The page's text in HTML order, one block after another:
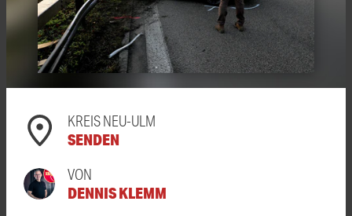
KREIS NEU-ULM
SENDEN
VON
DENNIS KLEMM